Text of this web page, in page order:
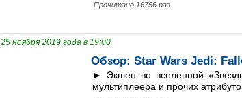
Прочитано 16756 раз
25 ноября 2019 года в 19:00
Обзор: Star Wars Jedi:
► Экшен во вселенной
мультиплеера и прочих